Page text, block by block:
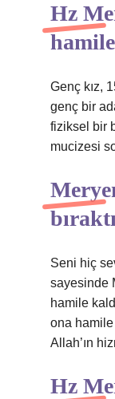
Hz
Genç kız,
genç bir
fiziksel bir
mucizesi
Seni hiç
sayesinde
hamile
ona hamile
Allah’ın
Hz